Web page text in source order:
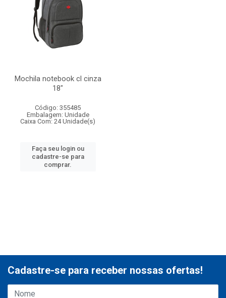
Mochila notebook cl cinza
18"
Código: 355485
Embalagem: Unidade
Caixa Com: 24 Unidade(s)
Faça seu login ou
cadastre-se para
comprar.
Cadastre-se para receber nossas ofertas!